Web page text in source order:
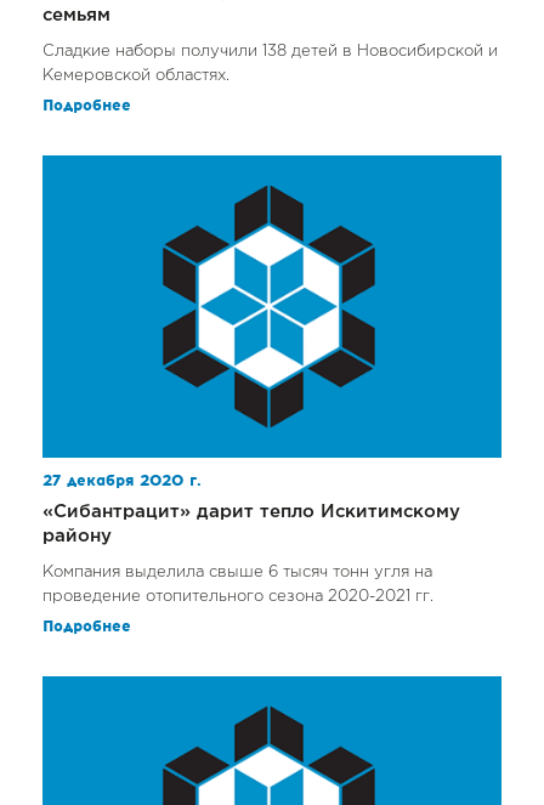
семьям
Сладкие наборы получили 138 детей в Новосибирской и
Кемеровской областях.
Подробнее
27 декабря 2020 г.
«Сибантрацит» дарит тепло Искитимскому
району
Компания выделила свыше 6 тысяч тонн угля на
проведение отопительного сезона 2020-2021 гг.
Подробнее